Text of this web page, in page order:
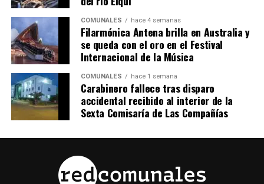
COMUNALES hace 4 semanas
Filarmónica Antena brilla en Australia y
se queda con el oro en el Festival
Internacional de la Música
COMUNALES hace 1 semana
Carabinero fallece tras disparo
accidental recibido al interior de la
Sexta Comisaría de Las Compañías